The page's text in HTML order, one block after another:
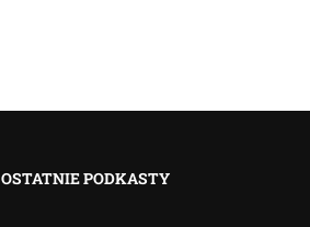
OSTATNIE PODKASTY